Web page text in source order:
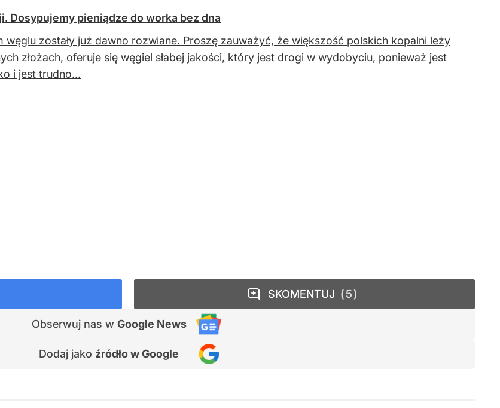
Dosypujemy pieniądze do worka bez dna
węglu zostały już dawno rozwiane. Proszę zauważyć, że większość polskich kopalni leży
złożach, oferuje się węgiel słabej jakości, który jest drogi w wydobyciu, ponieważ jest
i jest trudno...
Obserwuj nas w Google News
Dodaj jako źródło w Google
SKOMENTUJ 5